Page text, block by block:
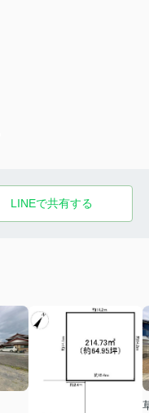
LINEで共有する